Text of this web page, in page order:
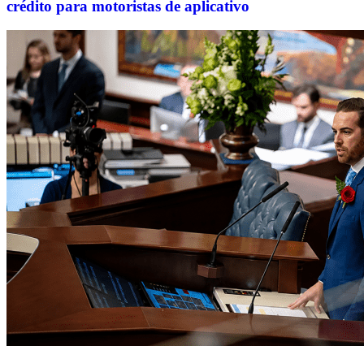
crédito para motoristas de aplicativo